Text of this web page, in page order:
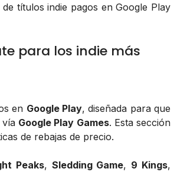
títulos indie pagos en Google Play
para los indie más
en Google Play, diseñada para que
vía Google Play Games. Esta sección
de rebajas de precio.
Peaks, Sledding Game, 9 Kings,